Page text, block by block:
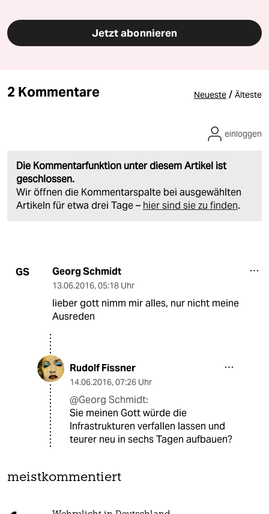
Jetzt abonnieren
2 Kommentare Neueste / Älteste
Die Kommentarfunktion unter diesem Artikel ist
geschlossen.
Wir öffnen die Kommentarspalte bei ausgewählten
Artikeln für etwa drei Tage – hier sind sie zu finden.
einloggen
GS Georg Schmidt
13.06.2016, 05:18 Uhr
lieber gott nimm mir alles, nur nicht meine
Ausreden
Rudolf Fissner
14.06.2016, 07:26 Uhr
@Georg Schmidt:
Sie meinen Gott würde die
Infrastrukturen verfallen lassen und
teurer neu in sechs Tagen aufbauen?
meistkommentiert